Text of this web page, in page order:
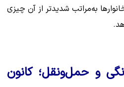
به‌مراتب شدیدتر از آن چیزی
و حمل‌ونقل؛ کانون